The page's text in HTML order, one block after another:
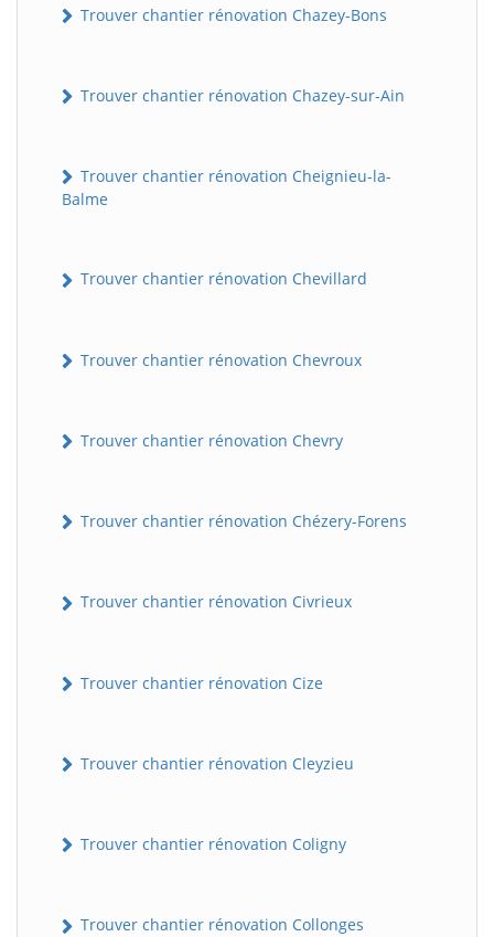
Trouver chantier rénovation Chazey-Bons
Trouver chantier rénovation Chazey-sur-Ain
Trouver chantier rénovation Cheignieu-la-
Balme
Trouver chantier rénovation Chevillard
Trouver chantier rénovation Chevroux
Trouver chantier rénovation Chevry
Trouver chantier rénovation Chézery-Forens
Trouver chantier rénovation Civrieux
Trouver chantier rénovation Cize
Trouver chantier rénovation Cleyzieu
Trouver chantier rénovation Coligny
Trouver chantier rénovation Collonges